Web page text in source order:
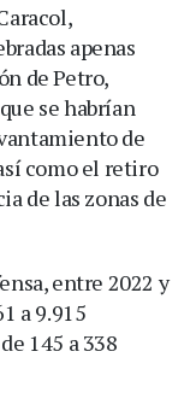
apenas
de Petro,
se habrían
de
como el retiro
de las zonas de
entre 2022 y
a 9.915
145 a 338